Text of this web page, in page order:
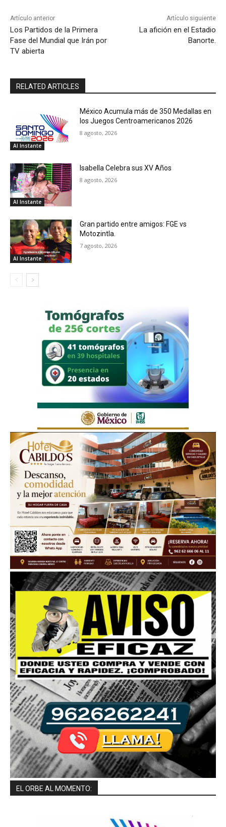
Artículo anterior
Los Partidos de la Primera
Fase del Mundial que Irán por
TV abierta
Artículo siguiente
La afición en el Estadio
Banorte.
RELATED ARTICLES
Al Instante
México Acumula más de 350 Medallas en
los Juegos Centroamericanos 2026
8 agosto, 2026
Al Instante
Isabella Celebra sus XV Años
8 agosto, 2026
Al Instante
Gran partido entre amigos: FGE vs
Motozintla.
7 agosto, 2026
EL ORBE AL MOMENTO: